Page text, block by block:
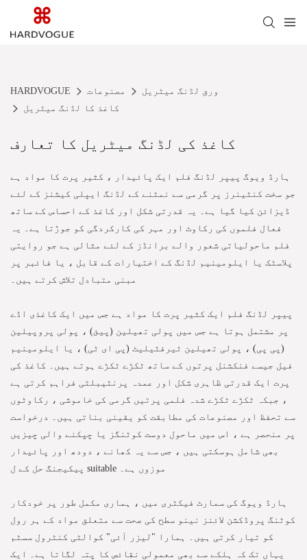
HARDVOGUE مصنوعات
ورق لڈنگ میٹریل
کاغذ کا لڈنگ میٹریل
کاغذ کی لڈنگ میٹریل کا تعارف
ہارڈ ویوگ پیپر لڈنگ فلم ایک پائیدار ، کثیر پرت کا مواد ہے
جو سخت کنٹینرز پر گرمی سے نمٹنے کے لڈنگ ایپلی کیشنز کے لئے
ڈیزائن کیا گیا ہے۔ یہ قدرتی شکل اور کاغذ کے احساس کے ساتھ
فعال فلموں کی رکاوٹ اور مہر کی کارکردگی کو جوڑتا ہے۔ یہ
فلم ماحولیاتی شعور والے برانڈز کے لئے مثالی ہے جو روایتی
پلاسٹک یا ایلومینیم لڈنگ کے اختیارات کے قابل ، یا فائبر پر
مبنی متبادل تلاش کرتے ہیں۔
پیپر لڈنگ فلم ایک کثیر پرت کا مواد ہے جس میں ایک کاغذی اڈے
پر مشتمل ہوتا ہے جس میں پولی تھیلین (پیئ) ، پولی پروپیلین
(پی پی) ، پولی تھیلین ٹیرفٹیلیٹ (پی ای ٹی) ، یا ایلومینیم
فیل جیسے فنکشنل پرتوں کے ساتھ ٹکڑے ٹکڑے ہوتے ہیں۔ کاغذ کی
پرت ایک قدرتی ظاہری شکل اور عمدہ پرنٹیبلٹی فراہم کرتی ہے
، جبکہ ٹکڑے ٹکڑے شدہ فلمی پرتیں گرمی کی خاموشی ، رکاوٹوں
سے تحفظ اور مصنوعات کی مطابقت کو یقینی بناتی ہیں۔ درخواست
پر منحصر ہے ، اس میں ماحول دوست کوٹنگز یا چپکنے والی چیزیں
بھی شامل ہوسکتی ہیں ، جس سے یہ کھانے ، دودھ اور پائیدار
پیکیجنگ حل کے ل suitable موزوں ہے۔
ہارڈ ویوگ کی سمارٹ فیکٹری میں ، ہماری مکمل طور پر خودکار
کوٹنگ پروڈکشن لائنز نینو سطح کی صحت سے متعلق مواد کے ہر رول
کو تیار کرتی ہیں۔ ہمارا "لیزر آئی" کوالٹی کنٹرول سسٹم
یہاں تک کہ ہلکے سے بھی معمولی نقائص کا پتہ لگاتا ہے۔ ایک